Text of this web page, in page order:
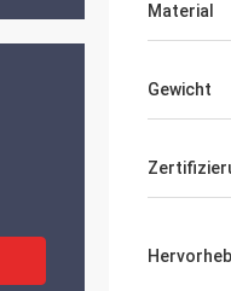
Material
Gewicht